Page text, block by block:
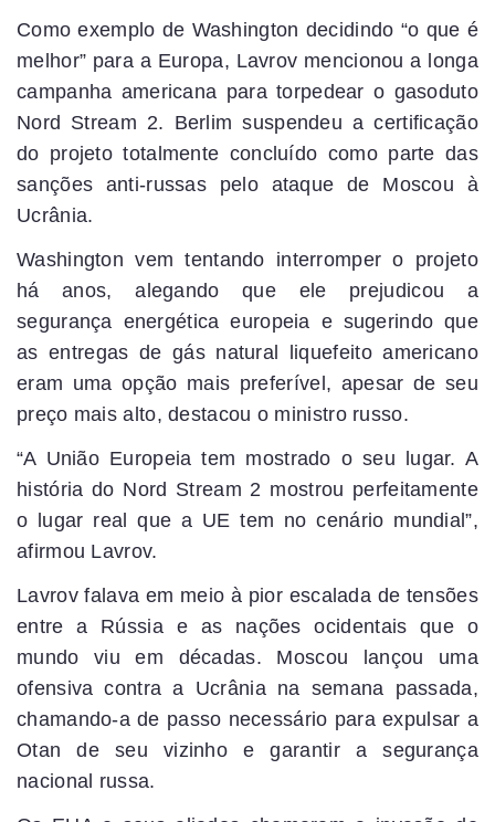
Como exemplo de Washington decidindo “o que é
melhor” para a Europa, Lavrov mencionou a longa
campanha americana para torpedear o gasoduto
Nord Stream 2. Berlim suspendeu a certificação
do projeto totalmente concluído como parte das
sanções anti-russas pelo ataque de Moscou à
Ucrânia.
Washington vem tentando interromper o projeto
há anos, alegando que ele prejudicou a
segurança energética europeia e sugerindo que
as entregas de gás natural liquefeito americano
eram uma opção mais preferível, apesar de seu
preço mais alto, destacou o ministro russo.
“A União Europeia tem mostrado o seu lugar. A
história do Nord Stream 2 mostrou perfeitamente
o lugar real que a UE tem no cenário mundial”,
afirmou Lavrov.
Lavrov falava em meio à pior escalada de tensões
entre a Rússia e as nações ocidentais que o
mundo viu em décadas. Moscou lançou uma
ofensiva contra a Ucrânia na semana passada,
chamando-a de passo necessário para expulsar a
Otan de seu vizinho e garantir a segurança
nacional russa.